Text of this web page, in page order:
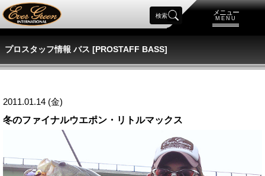
メニュー
MENU
検索
プロスタッフ情報 バス [PROSTAFF BASS]
2011.01.14 (金)
冬のファイナルウエポン・リトルマックス